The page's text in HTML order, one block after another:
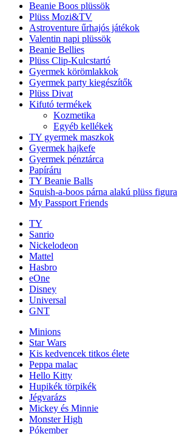
Beanie Boos plüssök
Plüss Mozi&TV
Astroventure űrhajós játékok
Valentin napi plüssök
Beanie Bellies
Plüss Clip-Kulcstartó
Gyermek körömlakkok
Gyermek party kiegészítők
Plüss Divat
Kifutó termékek
Kozmetika
Egyéb kellékek
TY gyermek maszkok
Gyermek hajkefe
Gyermek pénztárca
Papíráru
TY Beanie Balls
Squish-a-boos párna alakú plüss figura
My Passport Friends
TY
Sanrio
Nickelodeon
Mattel
Hasbro
eOne
Disney
Universal
GNT
Minions
Star Wars
Kis kedvencek titkos élete
Peppa malac
Hello Kitty
Hupikék törpikék
Jégvarázs
Mickey és Minnie
Monster High
Pókember